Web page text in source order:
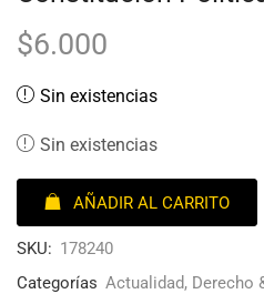
$6.000
Sin existencias
Sin existencias
AÑADIR AL CARRITO
SKU: 178240
Categorías Actualidad, Derecho